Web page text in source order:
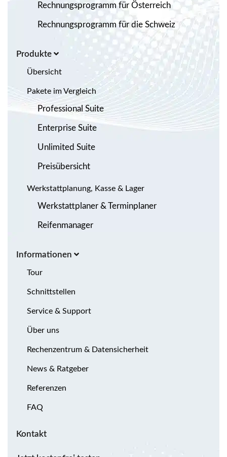
Rechnungsprogramm für Österreich
Rechnungsprogramm für die Schweiz
Produkte
Übersicht
Pakete im Vergleich
Professional Suite
Enterprise Suite
Unlimited Suite
Preisübersicht
Werkstattplanung, Kasse & Lager
Werkstattplaner & Terminplaner
Reifenmanager
Informationen
Tour
Schnittstellen
Service & Support
Über uns
Rechenzentrum & Datensicherheit
News & Ratgeber
Referenzen
FAQ
Kontakt